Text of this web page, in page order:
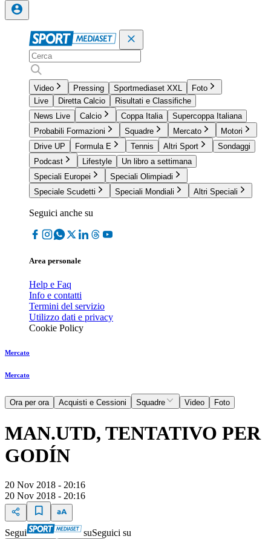
Video Pressing Sportmediaset XXL
Foto
Live
Diretta Calcio
Risultati e Classifiche
News Live
Calcio Coppa Italia
Supercoppa Italiana
Probabili Formazioni
Squadre Mercato
Motori
Drive UP
Formula E Tennis Altri Sport
Sondaggi
Podcast
Lifestyle
Un libro a settimana
Speciali Europei
Speciali Olimpiadi
Speciale Scudetti
Speciali Mondiali Altri Speciali
Seguici anche su
Area personale
Help e Faq
Info e contatti
Termini del servizio
Utilizzo dati e privacy
Cookie Policy
Mercato
Mercato
Ora per ora Acquisti e Cessioni Squadre Video Foto
MAN.UTD, TENTATIVO PER
GODÍN
20 Nov 2018 - 20:16
20 Nov 2018 - 20:16
Segui suSeguici su